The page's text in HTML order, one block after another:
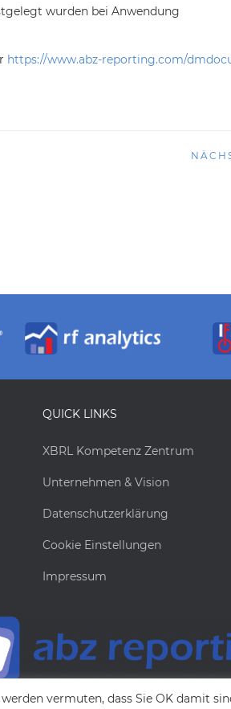
wurden bei Anwendung
https://www.abz-reporting.com/
QUICK LINKS
XBRL Kompetenz Zentrum
Unternehmen & Vision
Datenschutzerklärung
Cookie Einstellungen
Impressum
vermuten, dass Sie OK damit